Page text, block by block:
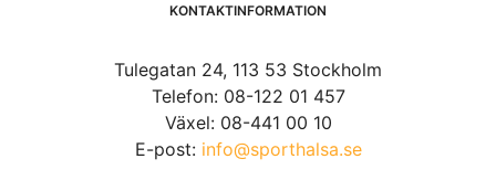
KONTAKTINFORMATION
Tulegatan 24, 113 53 Stockholm
Telefon: 08-122 01 457
Växel: 08-441 00 10
E-post: info@sporthalsa.se